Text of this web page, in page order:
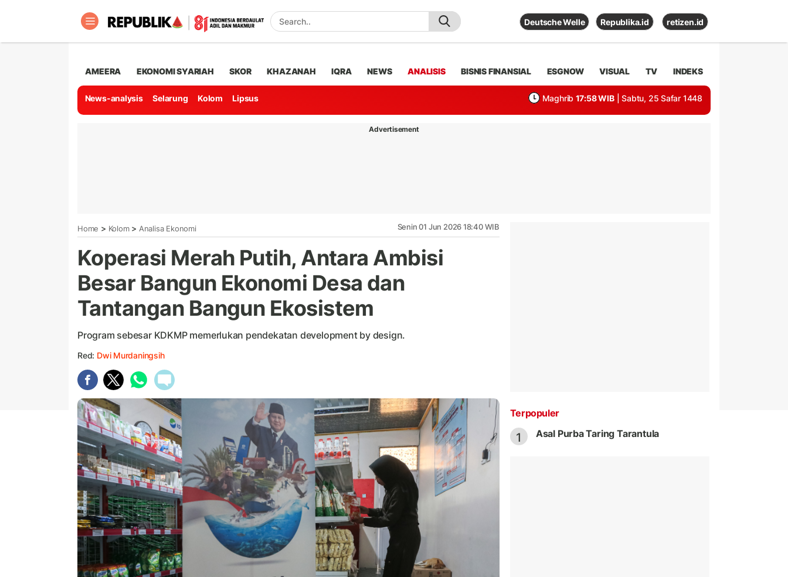
Deutsche Welle Republika.id retizen.id
AMEERA EKONOMI SYARIAH SKOR KHAZANAH IQRA NEWS ANALISIS BISNIS FINANSIAL ESGNOW VISUAL TV INDEKS
News-analysis Selarung Kolom Lipsus Maghrib 17:58 WIB | Sabtu, 25 Safar 1448
Advertisement
Home > Kolom> Analisa Ekonomi Senin 01 Jun 2026 18:40 WIB
Koperasi Merah Putih, Antara Ambisi
Besar Bangun Ekonomi Desa dan
Tantangan Bangun Ekosistem
Program sebesar KDKMP memerlukan pendekatan development by design.
Red: Dwi Murdaningsih
Terpopuler
1 Asal Purba Taring Tarantula